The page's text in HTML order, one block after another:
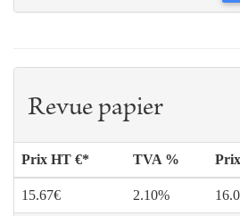
Revue papier
Prix HT €* TVA %
15.67€ 2.10%